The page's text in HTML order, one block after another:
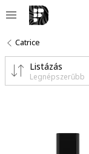
Catrice
Listázás
Legnépszerűbb